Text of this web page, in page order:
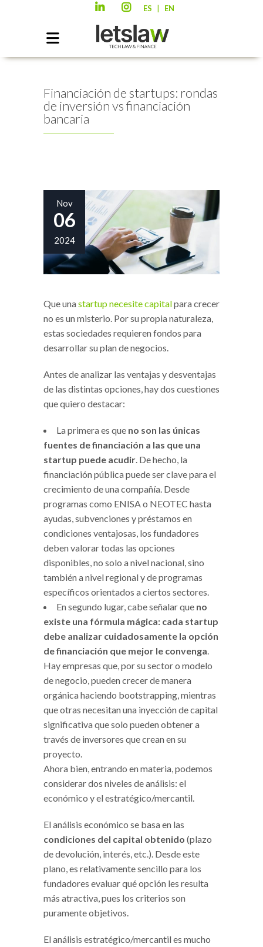
ES EN
Financiación de startups: rondas
de inversión vs financiación
bancaria
Nov
06
2024
Que unastartup necesite capitalpara crecer
no es un misterio. Por su propia naturaleza,
estas sociedades requieren fondos para
desarrollar su plan de negocios.
Antes de analizar las ventajas y desventajas
de las distintas opciones, hay dos cuestiones
que quiero destacar:
La primera es que no son las únicas
fuentes de financiación a las que una
startup puede acudir. De hecho, la
financiación pública puede ser clave para el
crecimiento de una compañía. Desde
programas como ENISA o NEOTEC hasta
ayudas, subvenciones y préstamos en
condiciones ventajosas, los fundadores
deben valorar todas las opciones
disponibles, no solo a nivel nacional, sino
también a nivel regional y de programas
específicos orientados a ciertos sectores.
En segundo lugar, cabe señalar que no
existe una fórmula mágica: cada startup
debe analizar cuidadosamente la opción
de financiación que mejor le convenga.
Hay empresas que, por su sector o modelo
de negocio, pueden crecer de manera
orgánica haciendo bootstrapping, mientras
que otras necesitan una inyección de capital
significativa que solo pueden obtener a
través de inversores que crean en su
proyecto.
Ahora bien, entrando en materia, podemos
considerar dos niveles de análisis: el
económico y el estratégico/mercantil.
El análisis económico se basa en las
condiciones del capital obtenido (plazo
de devolución, interés, etc.). Desde este
plano, es relativamente sencillo para los
fundadores evaluar qué opción les resulta
más atractiva, pues los criterios son
puramente objetivos.
El análisis estratégico/mercantil es mucho